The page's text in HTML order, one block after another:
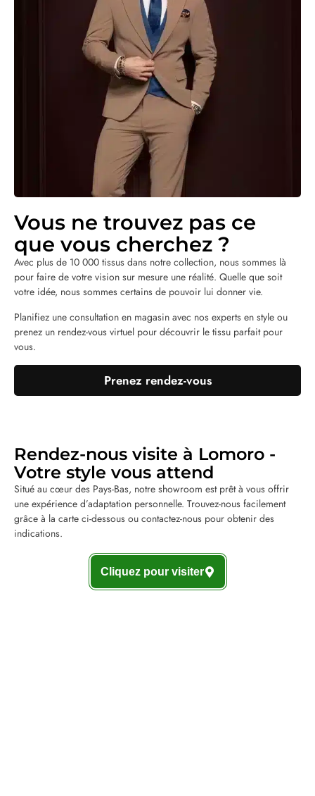
Vous ne trouvez pas ce
que vous cherchez ?
Avec plus de 10 000 tissus dans notre collection, nous sommes là
pour faire de votre vision sur mesure une réalité. Quelle que soit
votre idée, nous sommes certains de pouvoir lui donner vie.
Planifiez une consultation en magasin avec nos experts en style ou
prenez un rendez-vous virtuel pour découvrir le tissu parfait pour
vous.
Prenez rendez-vous
Rendez-nous visite à Lomoro -
Votre style vous attend
Situé au cœur des Pays-Bas, notre showroom est prêt à vous offrir
une expérience d’adaptation personnelle. Trouvez-nous facilement
grâce à la carte ci-dessous ou contactez-nous pour obtenir des
indications.
Cliquez pour visiter